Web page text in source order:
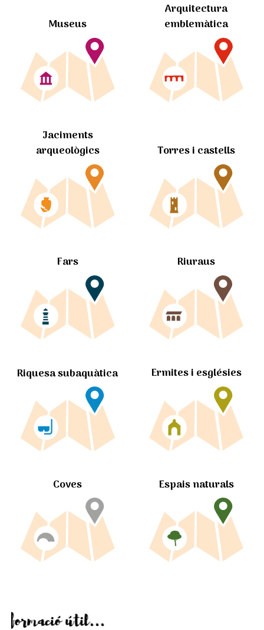
Museus
Arquitectura
emblemàtica
Jaciments
arqueològics
Torres i castells
Fars Riuraus
Riquesa subaquàtica Ermites i esglésies
Coves Espais naturals
Informació útil...